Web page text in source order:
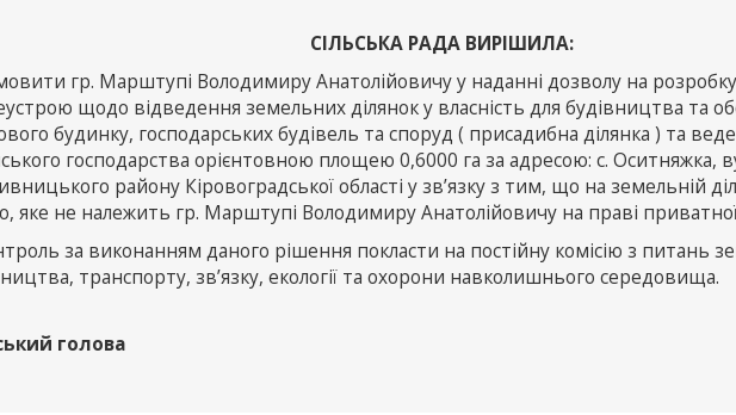
СІЛЬСЬКА РАДА ВИРІШИЛА:
гр. Марштупі Володимиру Анатолійовичу у наданні дозволу на
щодо відведення земельних ділянок у власність для будівництва та
будинку, господарських будівель та споруд ( присадибна ділянка ) та
господарства орієнтовною площею 0,6000 га за адресою: с. Оситняжка,
району Кіровоградської області у зв’язку з тим, що на земельній
яке не належить гр. Марштупі Володимиру Анатолійовичу на праві приватної
за виконанням даного рішення покласти на постійну комісію з питань
транспорту, зв’язку, екології та охорони навколишнього середовища.
голова